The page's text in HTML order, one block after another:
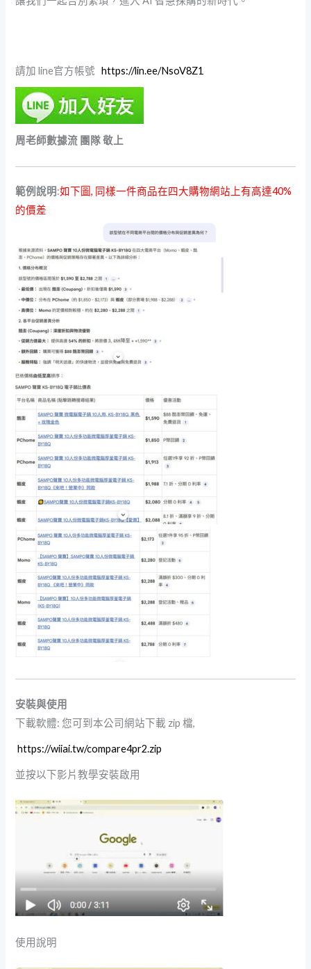
請加 line官方帳號https://lin.ee/NsoV8Z1
周老師數據流 團隊 敬上
範例說明:如下圖, 同樣一件商品在四大購物網站上有高達40%
的價差
安裝與使用
下載軟體: 您可到本公司網站下載 zip 檔,
https://wiiai.tw/compare4pr2.zip
並按以下影片教學安裝啟用
使用說明